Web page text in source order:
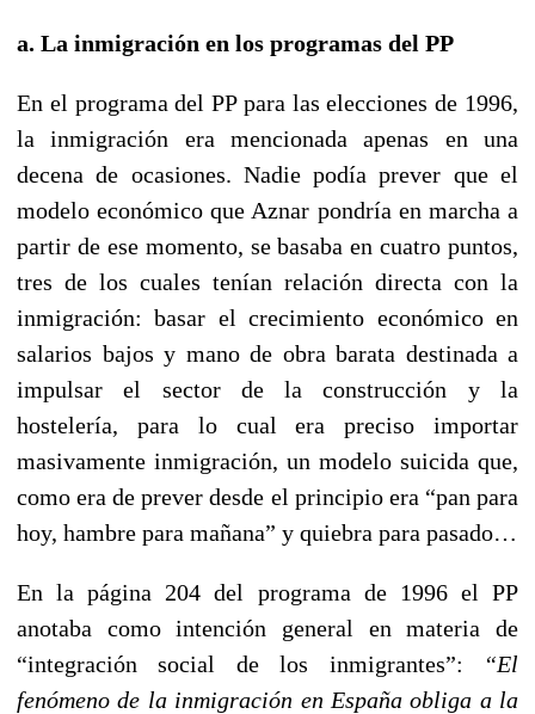
a. La inmigración en los programas del PP
En el programa del PP para las elecciones de 1996,
la inmigración era mencionada apenas en una
decena de ocasiones. Nadie podía prever que el
modelo económico que Aznar pondría en marcha a
partir de ese momento, se basaba en cuatro puntos,
tres de los cuales tenían relación directa con la
inmigración: basar el crecimiento económico en
salarios bajos y mano de obra barata destinada a
impulsar el sector de la construcción y la
hostelería, para lo cual era preciso importar
masivamente inmigración, un modelo suicida que,
como era de prever desde el principio era “pan para
hoy, hambre para mañana” y quiebra para pasado…
En la página 204 del programa de 1996 el PP
anotaba como intención general en materia de
“integración social de los inmigrantes”:
“El
fenómeno de la inmigración en España obliga a la